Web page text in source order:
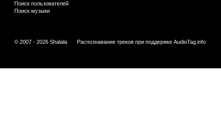
Поиск пользователей
Поиск музыки
© 2007 - 2026 Shalala Распознавание треков при поддержке AudioTag.info